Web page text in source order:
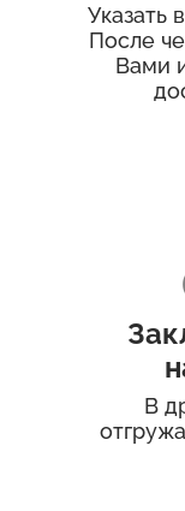
Указать
После
Вами
В